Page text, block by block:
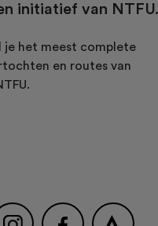
initiatief van NTFU.
je het meest complete
en routes van